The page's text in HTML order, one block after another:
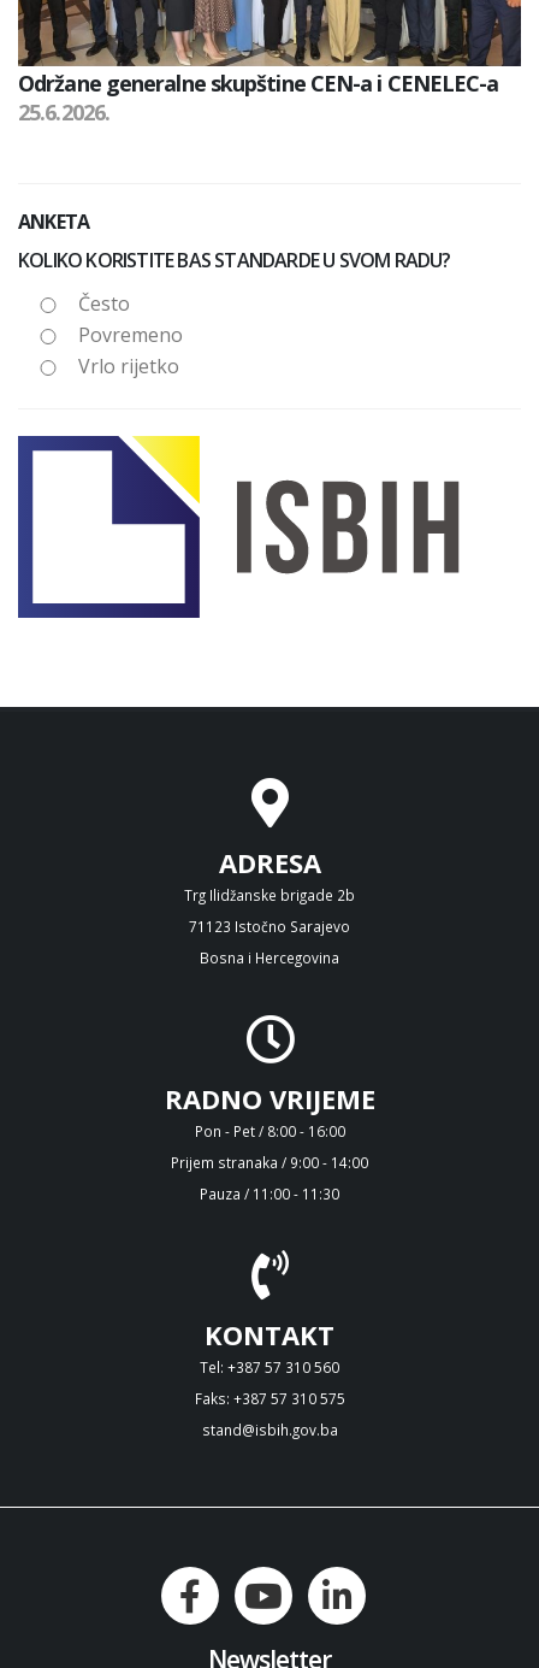
Održane generalne skupštine CEN-a i CENELEC-a
25.6.2026.
ANKETA
KOLIKO KORISTITE BAS STANDARDE U SVOM RADU?
Često
Povremeno
Vrlo rijetko
ADRESA
Trg Ilidžanske brigade 2b
71123 Istočno Sarajevo
Bosna i Hercegovina
RADNO VRIJEME
Pon - Pet / 8:00 - 16:00
Prijem stranaka / 9:00 - 14:00
Pauza / 11:00 - 11:30
KONTAKT
Tel: +387 57 310 560
Faks: +387 57 310 575
stand@isbih.gov.ba
Newsletter